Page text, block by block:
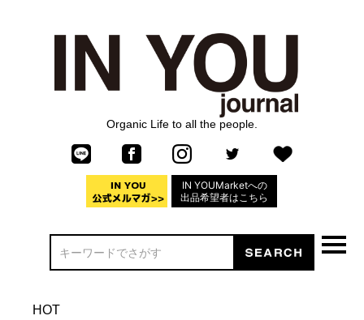
Organic Life to all the people.
IN YOUMarketへの
出品希望者はこちら
HOT